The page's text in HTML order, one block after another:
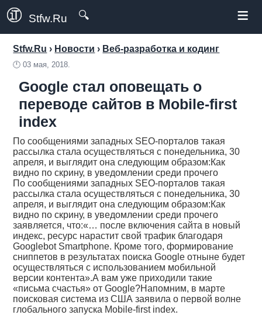
Stfw.Ru 🔍 ≡
Stfw.Ru › Новости › Веб-разработка и кодинг
🕛03 мая, 2018.
Google стал оповещать о
переводе сайтов в Mobile-first
index
По сообщениями западных SEO-порталов такая
рассылка стала осуществляться с понедельника, 30
апреля, и выглядит она следующим образом:Как
видно по скрину, в уведомлении среди прочего
По сообщениями западных SEO-порталов такая
рассылка стала осуществляться с понедельника, 30
апреля, и выглядит она следующим образом:Как
видно по скрину, в уведомлении среди прочего
заявляется, что:«… после включения сайта в новый
индекс, ресурс нарастит свой трафик благодаря
Googlebot Smartphone. Кроме того, формирование
сниппетов в результатах поиска Google отныне будет
осуществляться с использованием мобильной
версии контента».А вам уже приходили такие
«письма счастья» от Google?Напомним, в марте
поисковая система из США заявила о первой волне
глобального запуска Mobile-first index.